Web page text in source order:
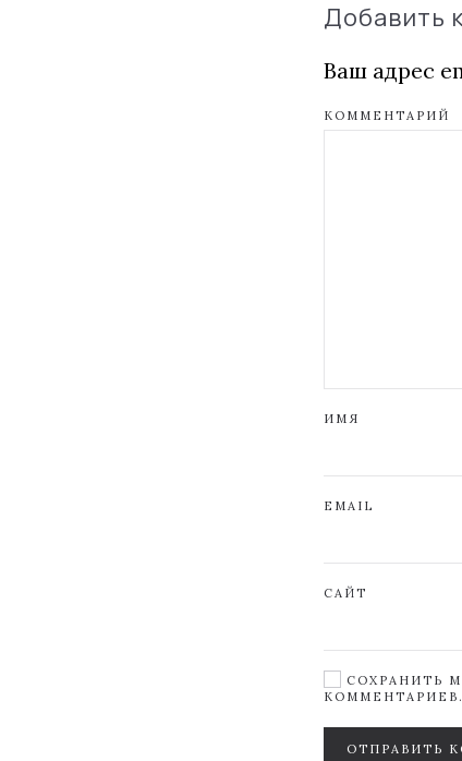
Добавить
Ваш адрес
КОММЕНТАРИЙ
ИМЯ
EMAIL
САЙТ
СОХРАНИТЬ
КОММЕНТАРИЕВ.
ОТПРАВИТЬ